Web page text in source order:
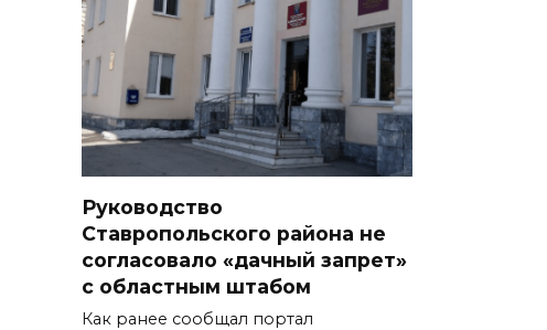
Руководство
Ставропольского района не
согласовало «дачный запрет»
с областным штабом
Как ранее сообщал портал